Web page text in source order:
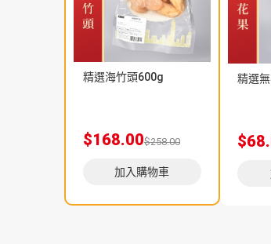
精選海竹頭600g
$168.00$258.00
加入購物車
精選